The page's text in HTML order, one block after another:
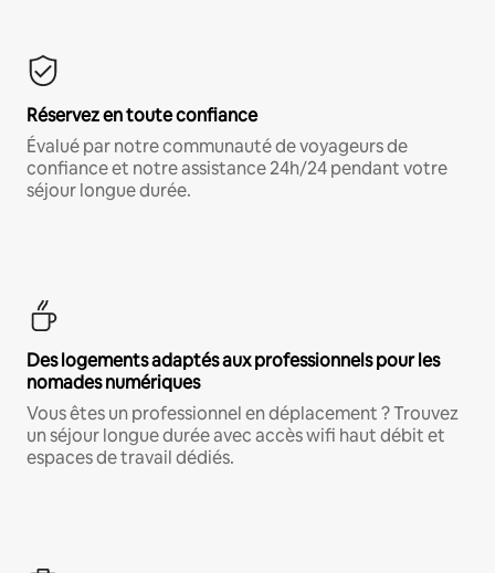
Réservez en toute confiance
Évalué par notre communauté de voyageurs de
confiance et notre assistance 24h/24 pendant votre
séjour longue durée.
Des logements adaptés aux professionnels pour les
nomades numériques
Vous êtes un professionnel en déplacement ? Trouvez
un séjour longue durée avec accès wifi haut débit et
espaces de travail dédiés.